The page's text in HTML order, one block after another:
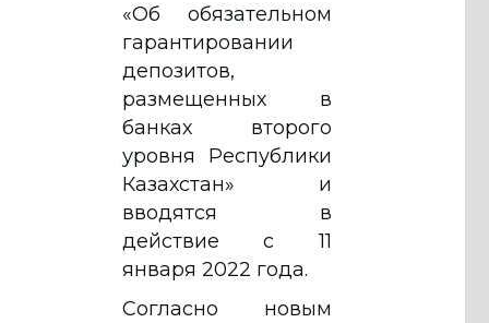
«Об обязательном
гарантировании
депозитов,
размещенных в
банках второго
уровня Республики
Казахстан» и
вводятся в
действие с 11
января 2022 года.
Согласно новым